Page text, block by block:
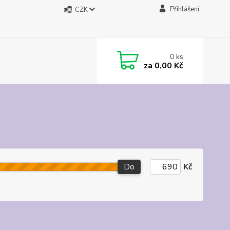
CZK Přihlášení
0ks
za 0,00 Kč
Do Kč